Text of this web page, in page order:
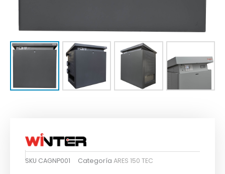
SKU CAGNP001 Categoría ARES 150 TEC